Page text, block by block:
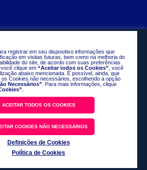
registrar em seu dispositivo informações que
em visitas futuras, bem como na melhoria do
do site, de acordo com suas preferências
clique em “Aceitar todos os Cookies” , você
abaixo mencionada. É possível, ainda, que
Cookies não necessários, escolhendo a opção
Necessários” . Para mais informações, clique
ACEITAR TODOS OS COOKIES
COOKIES NÃO NECESSÁRIOS
Definições de Cookies
Política de Cookies